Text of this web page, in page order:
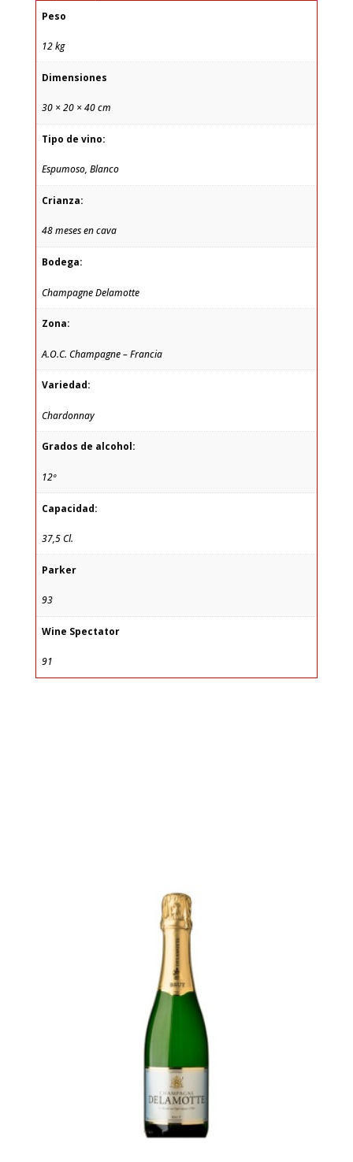
378,00€.362,88€.
Peso
12 kg
Dimensiones
30 × 20 × 40 cm
Tipo de vino:
Espumoso, Blanco
Crianza:
48 meses en cava
Bodega:
Champagne Delamotte
Zona:
A.O.C. Champagne – Francia
Variedad:
Chardonnay
Grados de alcohol:
12º
Capacidad:
37,5 Cl.
Parker
93
Wine Spectator
91